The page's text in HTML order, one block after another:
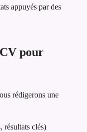
appuyés par des
pour
rédigerons une
résultats clés)